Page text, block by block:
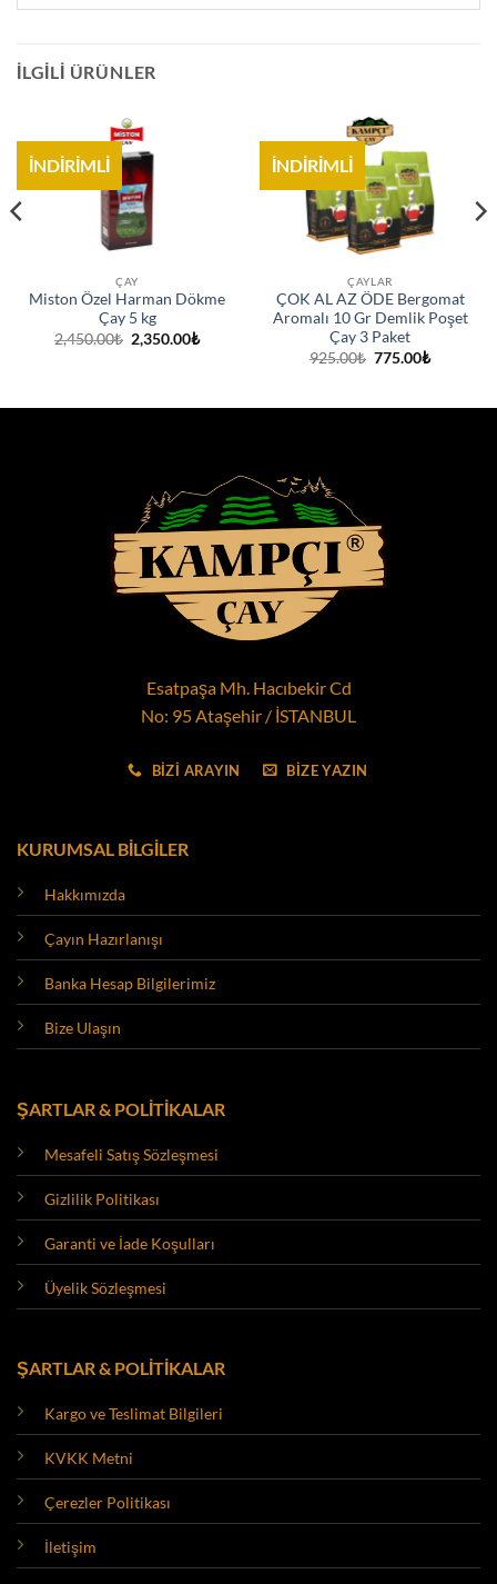
İLGILI ÜRÜNLER
İNDİRİMLİ
ÇAY
Miston Özel Harman Dökme
Çay 5 kg
2,450.00₺ Orijinal
fiyat:
2,350.00₺Şu
İNDİRİMLİ
ÇAYLAR
ÇOK AL AZ ÖDE Bergomat
Aromalı 10 Gr Demlik Poşet
Çay 3 Paket
925.00₺ Orijinal
775.00₺Şu
Esatpaşa Mh. Hacıbekir Cd
No: 95 Ataşehir / İSTANBUL
BİZİ ARAYIN BİZE YAZIN
KURUMSAL BİLGİLER
Hakkımızda
Çayın Hazırlanışı
Banka Hesap Bilgilerimiz
Bize Ulaşın
ŞARTLAR & POLİTİKALAR
Mesafeli Satış Sözleşmesi
Gizlilik Politikası
Garanti ve İade Koşulları
Üyelik Sözleşmesi
ŞARTLAR & POLİTİKALAR
Kargo ve Teslimat Bilgileri
KVKK Metni
Çerezler Politikası
İletişim